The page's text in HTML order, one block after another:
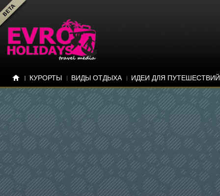
КУРОРТЫ ВИДЫ ОТДЫХА ИДЕИ ДЛЯ ПУТЕШЕСТВИЙ